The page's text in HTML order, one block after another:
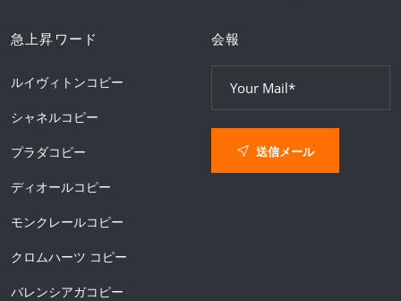
急上昇ワード
ルイヴィトンコピー
シャネルコピー
プラダコピー
ディオールコピー
モンクレールコピー
クロムハーツ コピー
バレンシアガコピー
会報
送信メール